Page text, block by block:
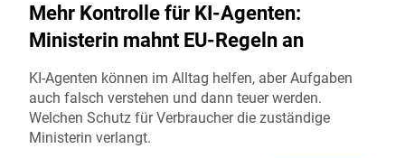
Mehr Kontrolle für KI-Agenten:
Ministerin mahnt EU-Regeln an
KI-Agenten können im Alltag helfen, aber Aufgaben
auch falsch verstehen und dann teuer werden.
Welchen Schutz für Verbraucher die zuständige
Ministerin verlangt.